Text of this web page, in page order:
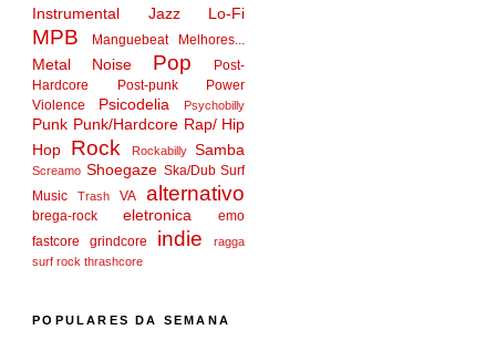
Instrumental Jazz Lo-Fi
MPB Manguebeat Melhores...
Metal Noise Pop
Post-
Hardcore
Post-punk
Power
Violence
Psicodelia Psychobilly
Punk Punk/Hardcore Rap/ Hip
Hop
Rock Rockabilly Samba
Screamo Shoegaze Ska/Dub Surf
Music
Trash VA alternativo
brega-rock eletronica
emo
fastcore
grindcore indie
ragga
surf rock thrashcore
POPULARES DA SEMANA